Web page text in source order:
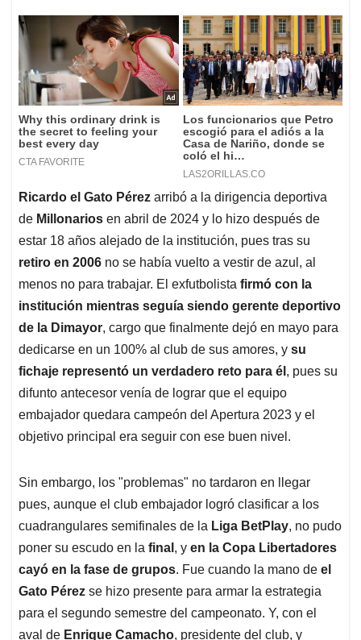
Ricardo el Gato Pérez arribó a la dirigencia deportiva
de Millonarios en abril de 2024 y lo hizo después de
estar 18 años alejado de la institución, pues tras su
retiro en 2006 no se había vuelto a vestir de azul, al
menos no para trabajar. El exfutbolista firmó con la
institución mientras seguía siendo gerente deportivo
de la Dimayor, cargo que finalmente dejó en mayo para
dedicarse en un 100% al club de sus amores, y su
fichaje representó un verdadero reto para él , pues su
difunto antecesor venía de lograr que el equipo
embajador quedara campeón del Apertura 2023 y el
objetivo principal era seguir con ese buen nivel.
Sin embargo, los "problemas" no tardaron en llegar
pues, aunque el club embajador logró clasificar a los
cuadrangulares semifinales de la Liga BetPlay, no pudo
poner su escudo en la final , y en la Copa Libertadores
cayó en la fase de grupos. Fue cuando la mano de el
Gato Pérez se hizo presente para armar la estrategia
para el segundo semestre del campeonato. Y, con el
aval de Enrique Camacho, presidente del club, y